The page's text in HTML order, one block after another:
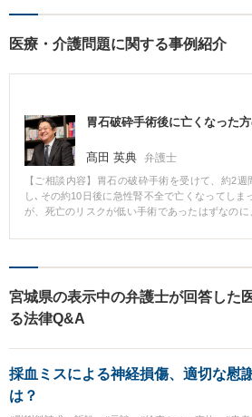
医療・介護問題に関する事例紹介
胃石破砕手術後に亡くなった
髙田 英典 弁護士
【ご相談内容】胃石の破砕手術を受けて、約2
し､その約10日後に急性腎不全で亡くなってしま
が、死亡のリスクが低い手術であったはずなの
した。 医療調査の結果、最初に受けた胃石の破
止に起因する可能性があると考えられることがわ
へ主張して損害賠償請求を行なったところ、病
談交渉時点で５００万円の解決金による和解の
な損害賠償金の支払を受けることで解決しました
死したのかの原因を把握でき、また、その原因が
あったことから、解決につながりました。
宮城県の表示中の弁護士が回答した
る法律Q&A
採血ミスによる神経損傷、適切な慰
は？